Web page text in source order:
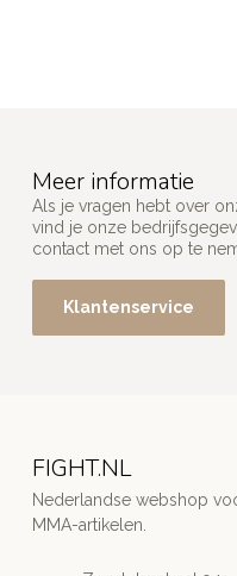
Meer informatie
Als je vragen hebt over
vind je onze
contact met ons op te
Klantenservice
FIGHT.NL
Nederlandse webshop
MMA-artikelen.